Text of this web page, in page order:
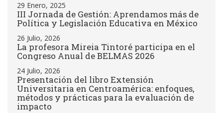
29 Enero, 2025
III Jornada de Gestión: Aprendamos más de
Política y Legislación Educativa en México
26 Julio, 2026
La profesora Mireia Tintoré participa en el
Congreso Anual de BELMAS 2026
24 Julio, 2026
Presentación del libro Extensión
Universitaria en Centroamérica: enfoques,
métodos y prácticas para la evaluación de
impacto